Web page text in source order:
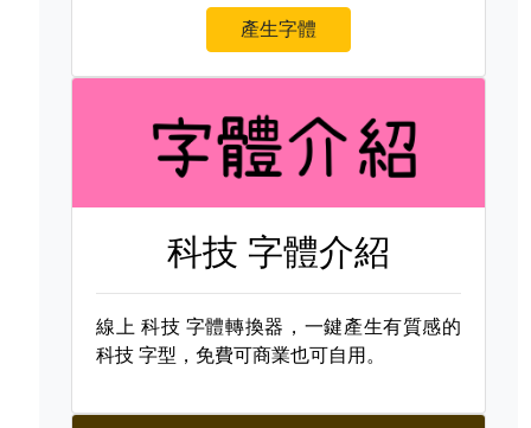
產生字體
科技 字體介紹
線上 科技 字體轉換器，一鍵產生有質感的
科技 字型，免費可商業也可自用。